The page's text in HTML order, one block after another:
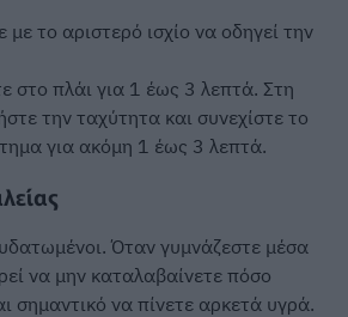
με το αριστερό ισχίο να οδηγεί την
στο πλάι για 1 έως 3 λεπτά. Στη
την ταχύτητα και συνεχίστε το
για ακόμη 1 έως 3 λεπτά.
Όταν γυμνάζεστε μέσα
να μην καταλαβαίνετε πόσο
σημαντικό να πίνετε αρκετά υγρά.